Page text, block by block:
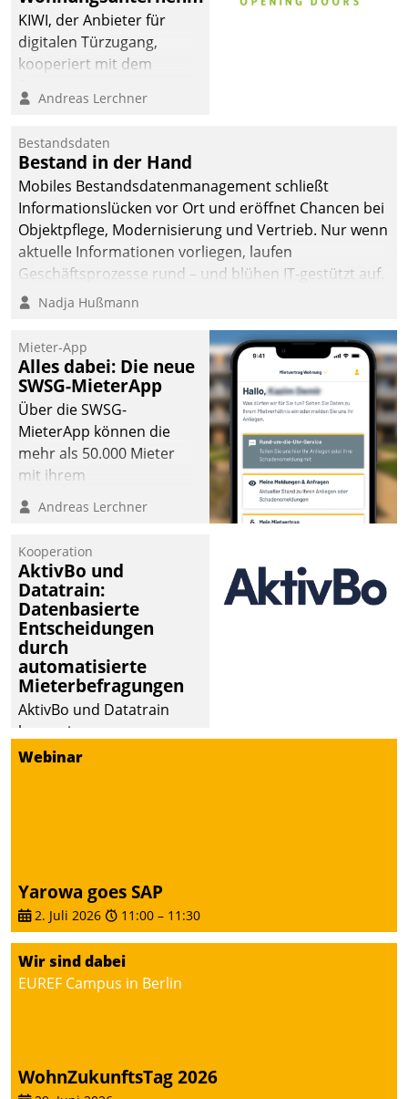
KIWI, der Anbieter für
digitalen Türzugang,
kooperiert mit dem
Softwareentwicklungshaus
Andreas Lerchner
Bestandsdaten
Bestand in der Hand
Mobiles Bestandsdatenmanagement schließt
Informationslücken vor Ort und eröffnet Chancen bei
Objektpflege, Modernisierung und Vertrieb. Nur wenn
aktuelle Informationen vorliegen, laufen
Geschäftsprozesse rund – und blühen IT-gestützt auf.
Nadja Hußmann
Mieter-App
Alles dabei: Die neue
SWSG-MieterApp
Über die SWSG-
MieterApp können die
mehr als 50.000 Mieter
mit ihrem
Wohnungsunternehmen
kommunizieren, auf dem
einsehen und ändern
oder
Schadensmeldungen
abgeben – rund um die
Uhr.
Andreas Lerchner
Kooperation
AktivBo und
Datatrain:
Datenbasierte
Entscheidungen
durch
automatisierte
Mieterbefragungen
AktivBo und Datatrain
kooperieren –
Immobilienunternehmen
zielgerichtete
Mieterbefragungen – eine
starke Grundlage für
intelligente,
datengestützte
Entscheidungen.
Webinar
Yarowa goes SAP
2. Juli 2026 11:00 – 11:30
Wir sind dabei
EUREF Campus in Berlin
WohnZukunftsTag 2026